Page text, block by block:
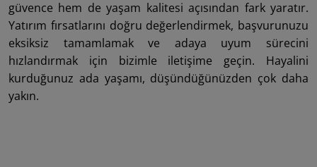
güvence hem de yaşam kalitesi açısından fark yaratır.
Yatırım fırsatlarını doğru değerlendirmek, başvurunuzu
eksiksiz tamamlamak ve adaya uyum sürecini
hızlandırmak için bizimle iletişime geçin. Hayalini
kurduğunuz ada yaşamı, düşündüğünüzden çok daha
yakın.